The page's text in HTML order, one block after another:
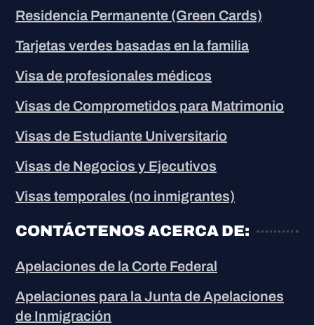
Residencia Permanente (Green Cards)
Tarjetas verdes basadas en la familia
Visa de profesionales médicos
Visas de Comprometidos para Matrimonio
Visas de Estudiante Universitario
Visas de Negocios y Ejecutivos
Visas temporales (no inmigrantes)
CONTÁCTENOS ACERCA DE:
Apelaciones de la Corte Federal
Apelaciones para la Junta de Apelaciones
de Inmigración